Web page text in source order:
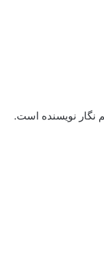
نگار نویسنده است.